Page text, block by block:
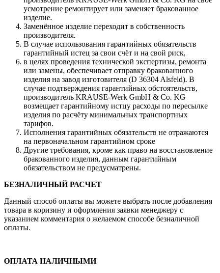
усмотрение ремонтирует или заменяет бракованное
изделие.
Заменённое изделие переходит в собственность
производителя.
В случае использования гарантийных обязательств
гарантийный истец за свои счёт и на свой риск,
в целях проведения технической экспертизы, ремонта
или замены, обеспечивает отправку бракованного
изделия на завод изготовителя (D 36304 Alsfeld). В
случае подтверждения гарантийных обстоятельств,
производитель KRAUSE-Werk GmbH & Со. KG
возмещает гарантийному истцу расходы по пересылке
изделия по расчёту минимальных транспортных
тарифов.
Исполнения гарантийных обязательств не отражаются
на первоначальном гарантийном сроке
Другие требования, кроме как право на восстановление
бракованного изделия, данным гарантийным
обязательством не предусматрены.
БЕЗНАЛИЧНЫЙ РАСЧЕТ
Данный способ оплаты вы можете выбрать после добавления
товара в коризину и оформления заявки менеджеру c
указанием комментария о желаемом способе безналичной
оплаты.
ОПЛАТА НАЛИЧНЫМИ